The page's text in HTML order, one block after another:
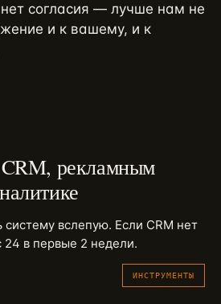
согласия — лучше нам не
и к вашему, и к
рекламным
вслепую. Если CRM нет
в первые 2 недели.
ИНСТРУМЕНТЫ